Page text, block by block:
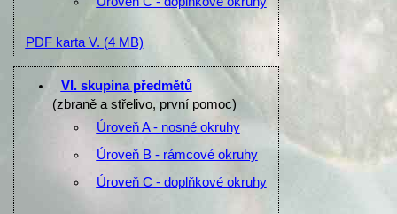
PDF karta V. (4 MB)
VI. skupina předmětů
(zbraně a střelivo, první pomoc)
Úroveň A - nosné okruhy
Úroveň B - rámcové okruhy
Úroveň C - doplňkové okruhy